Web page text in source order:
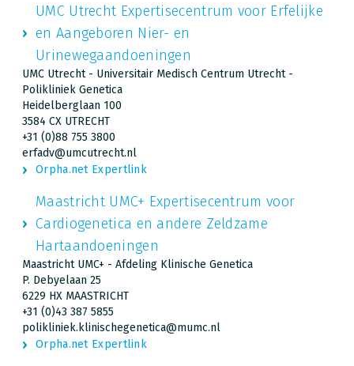
UMC Utrecht Expertisecentrum voor Erfelijke
en Aangeboren Nier- en
Urinewegaandoeningen
UMC Utrecht - Universitair Medisch Centrum Utrecht -
Polikliniek Genetica
Heidelberglaan 100
3584 CX UTRECHT
+31 (0)88 755 3800
erfadv@umcutrecht.nl
Orpha.net Expertlink
Maastricht UMC+ Expertisecentrum voor
Cardiogenetica en andere Zeldzame
Hartaandoeningen
Maastricht UMC+ - Afdeling Klinische Genetica
P. Debyelaan 25
6229 HX MAASTRICHT
+31 (0)43 387 5855
polikliniek.klinischegenetica@mumc.nl
Orpha.net Expertlink